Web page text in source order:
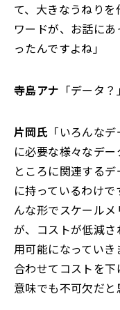
て、大きなうねり
ワードが、お話に
ったんですよね」
寺島アナ 「データ？」
片岡氏 「いろんな
に必要な様々なデ
ところに関連する
に持っているわけ
んな形でスケール
が、コストが低減
用可能になってい
合わせてコストを
意味でも不可欠だと